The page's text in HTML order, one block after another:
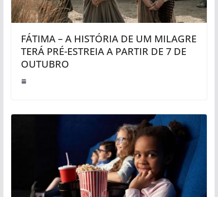
FÁTIMA – A HISTÓRIA DE UM MILAGRE
TERÁ PRÉ-ESTREIA A PARTIR DE 7 DE
OUTUBRO